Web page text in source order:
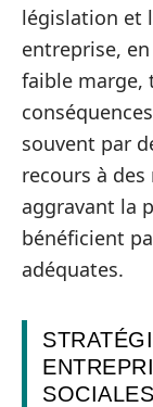
législation et
entreprise,
faible marge,
souvent par
recours à
aggravant la
bénéficient
adéquates.
SOCIALES